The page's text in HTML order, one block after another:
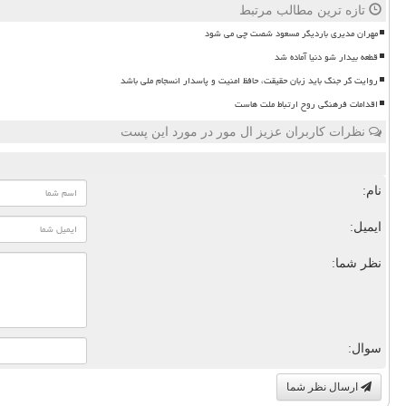
تازه ترین مطالب مرتبط
مهران مدیری باردیگر مسعود شصت چی می شود
قطعه بیدار شو دنیا آماده شد
روایت گر جنگ باید زبان حقیقت، حافظ امنیت و پاسدار انسجام ملی باشد
اقدامات فرهنگی روح ارتباط ملت هاست
نظرات کاربران عزیز ال مور در مورد این پست
نام:
ایمیل:
نظر شما:
سوال:
ارسال نظر شما